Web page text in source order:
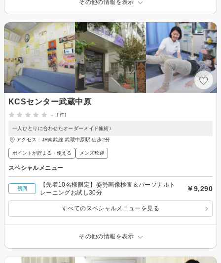
その他の情報を表示
KCSセンター武蔵中原
-
(-件)
一人ひとりに合わせたオーダーメイド施術♪
アクセス：JR南武線 武蔵中原駅 徒歩2分
ポイントが貯まる・使える メンズ歓迎
スペシャルメニュー
初回
【先着10名様限定】姿勢画像検査＆パーソナルト
レーニングお試し30分
￥9,290
すべてのスペシャルメニューを見る
その他の情報を表示